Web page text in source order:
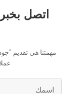
اتصل
مهمتنا هي تقديم